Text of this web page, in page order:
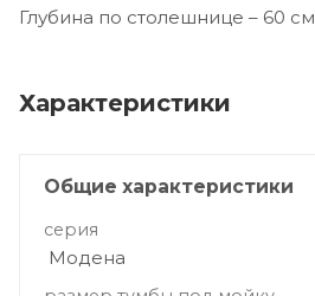
Глубина по столешнице – 60 см
Характеристики
Общие характеристики
серия
Модена